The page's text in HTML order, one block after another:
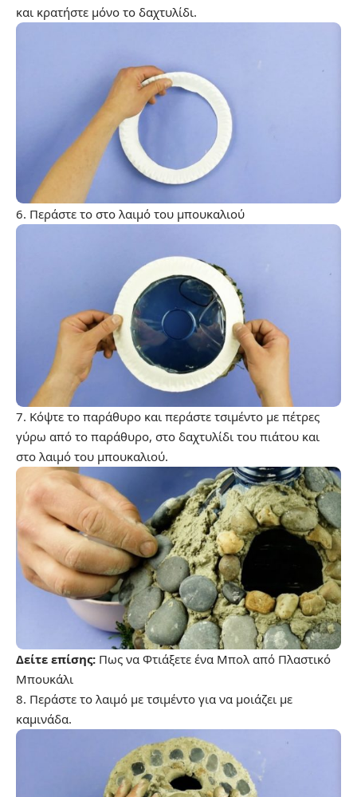
και κρατήστε μόνο το δαχτυλίδι.
6. Περάστε το στο λαιμό του μπουκαλιού
7. Κόψτε το παράθυρο και περάστε τσιμέντο με πέτρες
γύρω από το παράθυρο, στο δαχτυλίδι του πιάτου και
στο λαιμό του μπουκαλιού.
Δείτε επίσης: Πως να Φτιάξετε ένα Μπολ από Πλαστικό
Μπουκάλι
8. Περάστε το λαιμό με τσιμέντο για να μοιάζει με
καμινάδα.